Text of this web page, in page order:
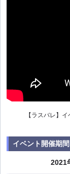
【ラスバレ】
イベント開催期間
2021